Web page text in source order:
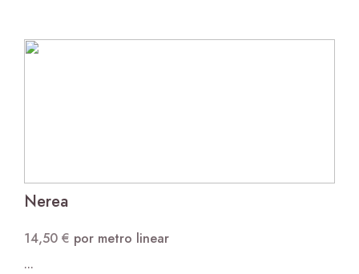
Nerea
14,50 € por metro linear
...